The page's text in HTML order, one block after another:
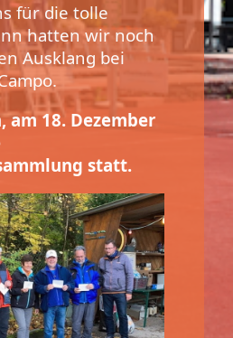
für die tolle
hatten wir noch
Ausklang bei
am 18. Dezember
statt.